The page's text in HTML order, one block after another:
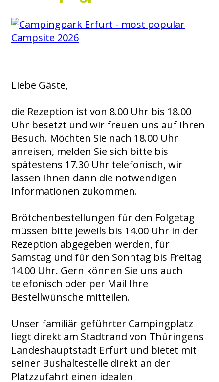
Liebe Gäste,
die Rezeption ist von 8.00 Uhr bis 18.00
Uhr besetzt und wir freuen uns auf Ihren
Besuch. Möchten Sie nach 18.00 Uhr
anreisen, melden Sie sich bitte bis
spätestens 17.30 Uhr telefonisch, wir
lassen Ihnen dann die notwendigen
Informationen zukommen.
Brötchenbestellungen für den Folgetag
müssen bitte jeweils bis 14.00 Uhr in der
Rezeption abgegeben werden, für
Samstag und für den Sonntag bis Freitag
14.00 Uhr. Gern können Sie uns auch
telefonisch oder per Mail Ihre
Bestellwünsche mitteilen.
Unser familiär geführter Campingplatz
liegt direkt am Stadtrand von Thüringens
Landeshauptstadt Erfurt und bietet mit
seiner Bushaltestelle direkt an der
Platzzufahrt einen idealen